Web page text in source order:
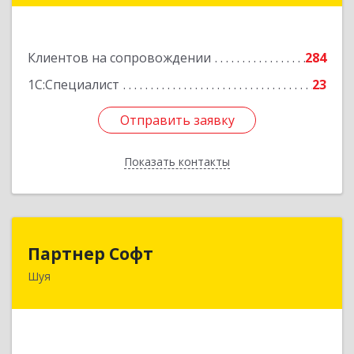
Клиентов на сопровождении
284
1С:Специалист
23
Отправить заявку
Показать контакты
Отправить заявку
Назад
Партнер Софт
Шуя155900, Ивановская обл, Шуйский р-н, Шуя г,